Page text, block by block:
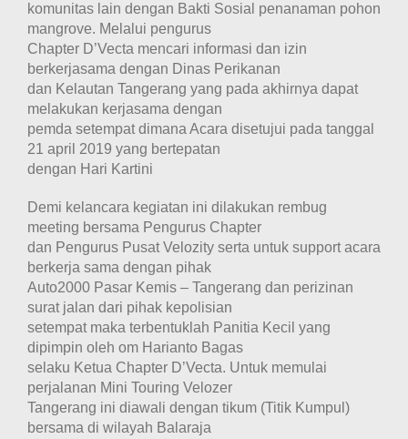
komunitas lain dengan Bakti Sosial penanaman pohon
mangrove. Melalui pengurus
Chapter D’Vecta mencari informasi dan izin
berkerjasama dengan Dinas Perikanan
dan Kelautan Tangerang yang pada akhirnya dapat
melakukan kerjasama dengan
pemda setempat dimana Acara disetujui pada tanggal
21 april 2019 yang bertepatan
dengan Hari Kartini
Demi kelancara kegiatan ini dilakukan rembug
meeting bersama Pengurus Chapter
dan Pengurus Pusat Velozity serta untuk support acara
berkerja sama dengan pihak
Auto2000 Pasar Kemis – Tangerang dan perizinan
surat jalan dari pihak kepolisian
setempat maka terbentuklah Panitia Kecil yang
dipimpin oleh om Harianto Bagas
selaku Ketua Chapter D’Vecta. Untuk memulai
perjalanan Mini Touring Velozer
Tangerang ini diawali dengan tikum (Titik Kumpul)
bersama di wilayah Balaraja